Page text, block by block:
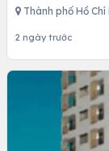
Thành phố Hồ Chí
2 ngày trước